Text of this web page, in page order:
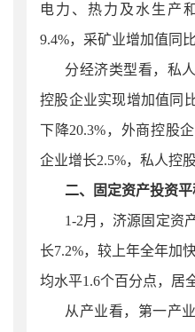
电力、热力及水生产
9.4%，采矿业增加值同
分经济类型看，私
控股企业实现增加值同
下降20.3%，外商控股
企业增长2.5%，私人控
二、固定资产投资
1-2月，济源固定资
长7.2%，较上年全年加
均水平1.6个百分点，居
从产业看，第一产